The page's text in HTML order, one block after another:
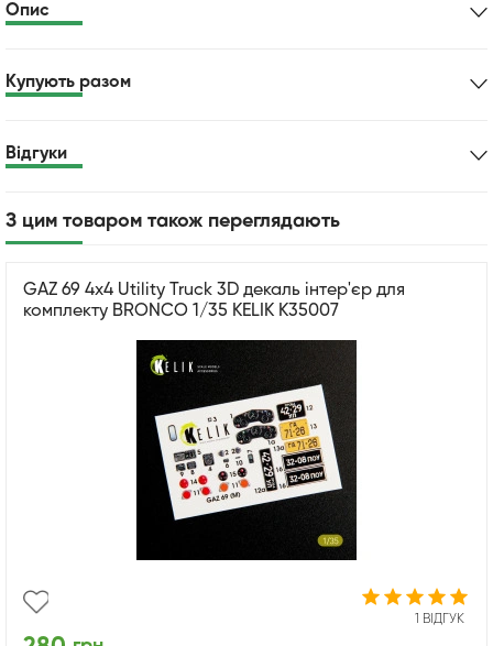
Опис
Купують разом
Відгуки
З цим товаром також переглядають
GAZ 69 4x4 Utility Truck 3D декаль інтер'єр для
комплекту BRONCO 1/35 KELIK K35007
1 ВІДГУК